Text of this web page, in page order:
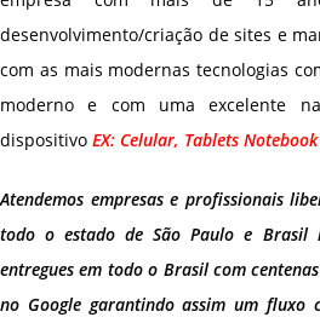
desenvolvimento/criação de sites e
com as mais modernas tecnologias
moderno e com uma excelente
dispositivo EX: Celular, Tablets
Atendemos empresas e profissionais
todo o estado de São Paulo e Brasil
entregues em todo o Brasil com
no Google garantindo assim um fluxo